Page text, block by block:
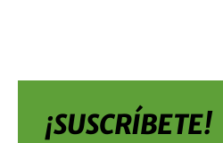
¡SUSCRÍBETE!